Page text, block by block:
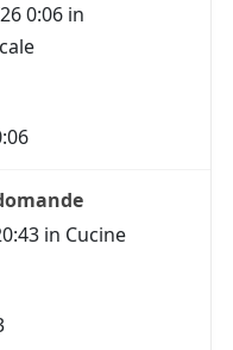
0:06 in
in Cucine